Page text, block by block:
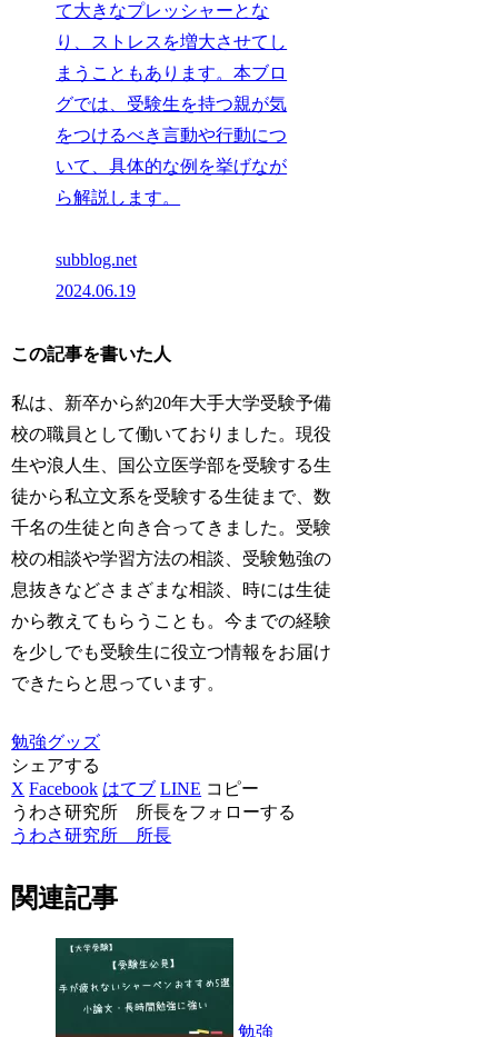
て大きなプレッシャーとな
り、ストレスを増大させてし
まうこともあります。本ブロ
グでは、受験生を持つ親が気
をつけるべき言動や行動につ
いて、具体的な例を挙げなが
ら解説します。
subblog.net
2024.06.19
この記事を書いた人
私は、新卒から約20年大手大学受験予備
校の職員として働いておりました。現役
生や浪人生、国公立医学部を受験する生
徒から私立文系を受験する生徒まで、数
千名の生徒と向き合ってきました。受験
校の相談や学習方法の相談、受験勉強の
息抜きなどさまざまな相談、時には生徒
から教えてもらうことも。今までの経験
を少しでも受験生に役立つ情報をお届け
できたらと思っています。
勉強グッズ
シェアする
X Facebook はてブ LINE コピー
うわさ研究所 所長をフォローする
うわさ研究所 所長
関連記事
勉強